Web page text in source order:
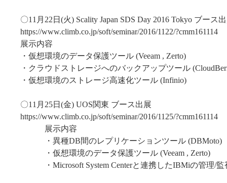
〇11月22日(火) Scality Japan SDS Day 2016 Tokyo ブース
https://www.climb.co.jp/soft/seminar/2016/1122/?cmm161114
展示内容
・仮想環境のデータ保護ツール (Veeam , Zerto)
・クラウドストレージへのバックアップツール
・仮想環境のストレージ高速化ツール (Infinio)
〇11月25日(金) UOS関東 ブース出展
https://www.climb.co.jp/soft/seminar/2016/1125/?cmm161114
展示内容
・異種DB間のレプリケーションツール (DBMoto)
・仮想環境のデータ保護ツール (Veeam , Zerto)
・Microsoft System Centerと連携したIBMiの管理/監